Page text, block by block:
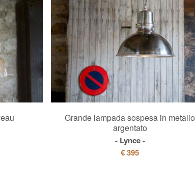
Grande lampada sospesa in metallo
argentato
Lynce
€ 395